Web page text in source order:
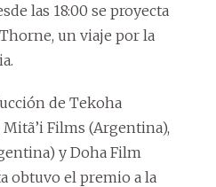
las 18:00 se proyecta
Thorne, un viaje por la
de Tekoha
Films (Argentina),
y Doha Film
obtuvo el premio a la